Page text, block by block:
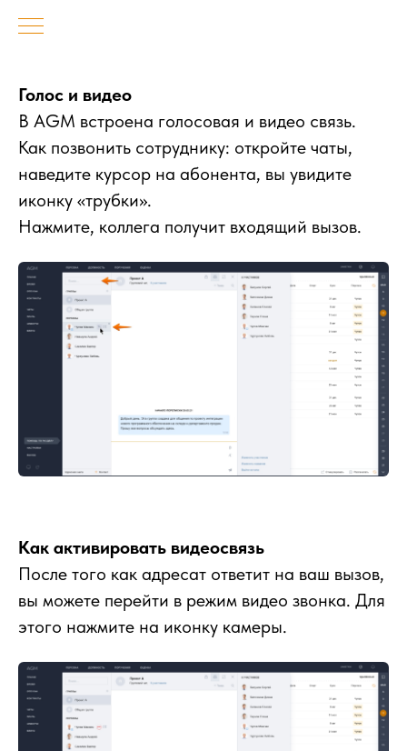
Голос и видео
В AGM встроена голосовая и видео связь.
Как позвонить сотруднику: откройте чаты,
наведите курсор на абонента, вы увидите
иконку «трубки».
Нажмите, коллега получит входящий вызов.
Как активировать видеосвязь
После того как адресат ответит на ваш вызов,
вы можете перейти в режим видео звонка. Для
этого нажмите на иконку камеры.